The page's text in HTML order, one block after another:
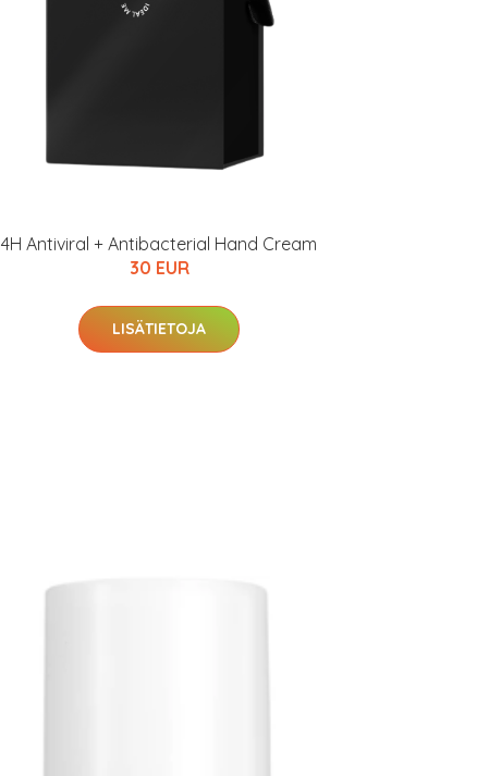
4H Antiviral + Antibacterial Hand Cream
30 EUR
LISÄTIETOJA